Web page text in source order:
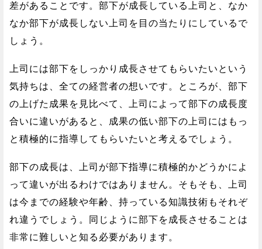
差があることです。部下が成長している上司と、なか
なか部下が成長しない上司を目の当たりにしているで
しょう。
上司には部下をしっかり成長させてもらいたいという
気持ちは、全ての経営者の想いです。ところが、部下
の上げた成果を見比べて、上司によって部下の成長度
合いに違いがあると、成果の低い部下の上司にはもっ
と積極的に指導してもらいたいと考えるでしょう。
部下の成長は、上司が部下指導に積極的かどうかによ
って違いが出るわけではありません。そもそも、上司
は今までの経験や年齢、持っている知識技術もそれぞ
れ違うでしょう。同じように部下を成長させることは
非常に難しいと知る必要があります。